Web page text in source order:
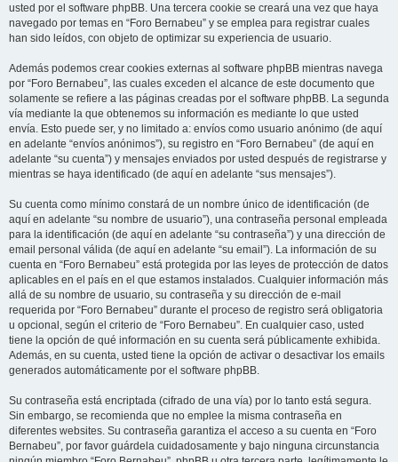
usted por el software phpBB. Una tercera cookie se creará una vez que haya
navegado por temas en “Foro Bernabeu” y se emplea para registrar cuales
han sido leídos, con objeto de optimizar su experiencia de usuario.
Además podemos crear cookies externas al software phpBB mientras navega
por “Foro Bernabeu”, las cuales exceden el alcance de este documento que
solamente se refiere a las páginas creadas por el software phpBB. La segunda
vía mediante la que obtenemos su información es mediante lo que usted
envía. Esto puede ser, y no limitado a: envíos como usuario anónimo (de aquí
en adelante “envíos anónimos”), su registro en “Foro Bernabeu” (de aquí en
adelante “su cuenta”) y mensajes enviados por usted después de registrarse y
mientras se haya identificado (de aquí en adelante “sus mensajes”).
Su cuenta como mínimo constará de un nombre único de identificación (de
aquí en adelante “su nombre de usuario”), una contraseña personal empleada
para la identificación (de aquí en adelante “su contraseña”) y una dirección de
email personal válida (de aquí en adelante “su email”). La información de su
cuenta en “Foro Bernabeu” está protegida por las leyes de protección de datos
aplicables en el país en el que estamos instalados. Cualquier información más
allá de su nombre de usuario, su contraseña y su dirección de e-mail
requerida por “Foro Bernabeu” durante el proceso de registro será obligatoria
u opcional, según el criterio de “Foro Bernabeu”. En cualquier caso, usted
tiene la opción de qué información en su cuenta será públicamente exhibida.
Además, en su cuenta, usted tiene la opción de activar o desactivar los emails
generados automáticamente por el software phpBB.
Su contraseña está encriptada (cifrado de una vía) por lo tanto está segura.
Sin embargo, se recomienda que no emplee la misma contraseña en
diferentes websites. Su contraseña garantiza el acceso a su cuenta en “Foro
Bernabeu”, por favor guárdela cuidadosamente y bajo ninguna circunstancia